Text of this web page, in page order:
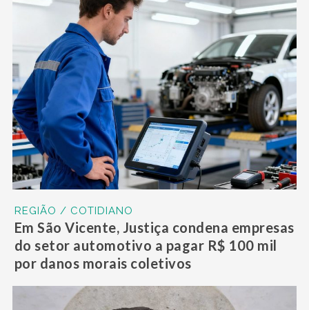
REGIÃO / COTIDIANO
Em São Vicente, Justiça condena empresas
do setor automotivo a pagar R$ 100 mil
por danos morais coletivos